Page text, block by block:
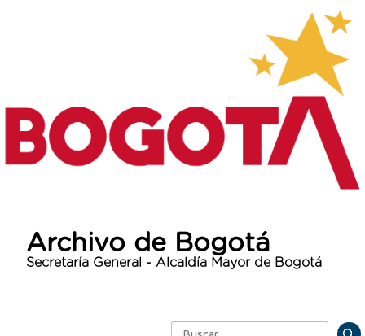
Archivo de Bogotá
Secretaría General - Alcaldía Mayor de Bogotá
Buscar